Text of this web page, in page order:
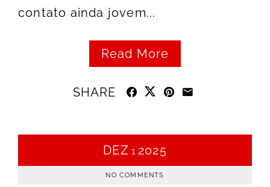
contato ainda jovem...
Read More
SHARE
DEZ 1 2025
NO COMMENTS